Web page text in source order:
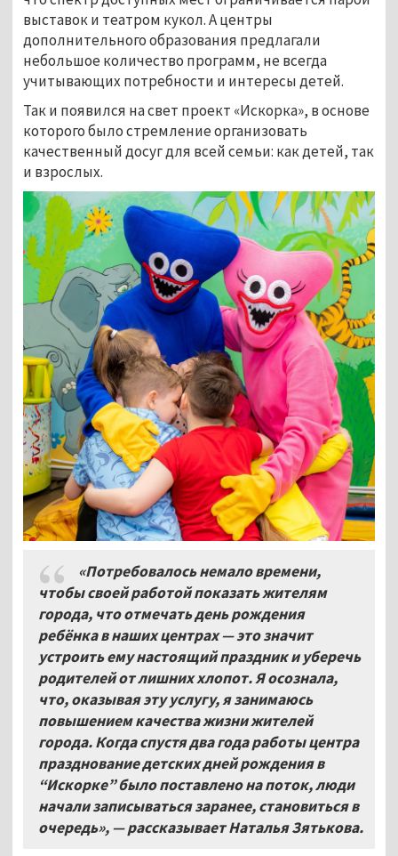
выставок и театром кукол. А центры
дополнительного образования предлагали
небольшое количество программ, не всегда
учитывающих потребности и интересы детей.
Так и появился на свет проект «Искорка», в основе
которого было стремление организовать
качественный досуг для всей семьи: как детей, так
и взрослых.
«Потребовалось немало времени,
чтобы своей работой показать жителям
города, что отмечать день рождения
ребёнка в наших центрах — это значит
устроить ему настоящий праздник и уберечь
родителей от лишних хлопот. Я осознала,
что, оказывая эту услугу, я занимаюсь
повышением качества жизни жителей
города. Когда спустя два года работы центра
празднование детских дней рождения в
“Искорке” было поставлено на поток, люди
начали записываться заранее, становиться в
очередь», — рассказывает Наталья Зятькова.